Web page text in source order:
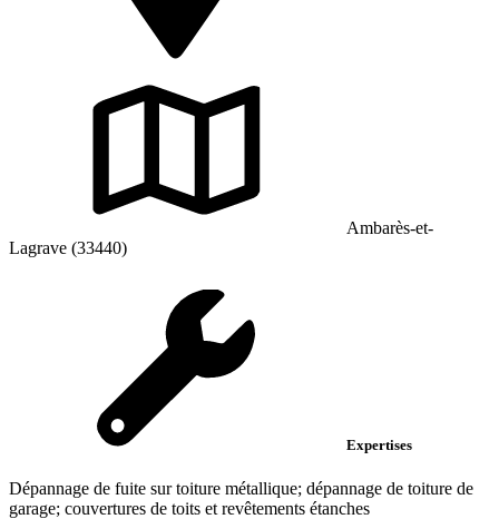
Ambarès-et-
Lagrave (33440)
Expertises
Dépannage de fuite sur toiture métallique; dépannage de toiture de
garage; couvertures de toits et revêtements étanches